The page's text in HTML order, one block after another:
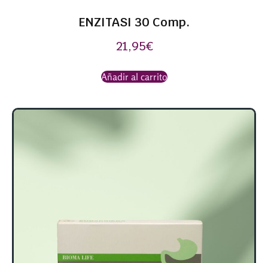
ENZITASI 30 Comp.
21,95€
Añadir al carrito